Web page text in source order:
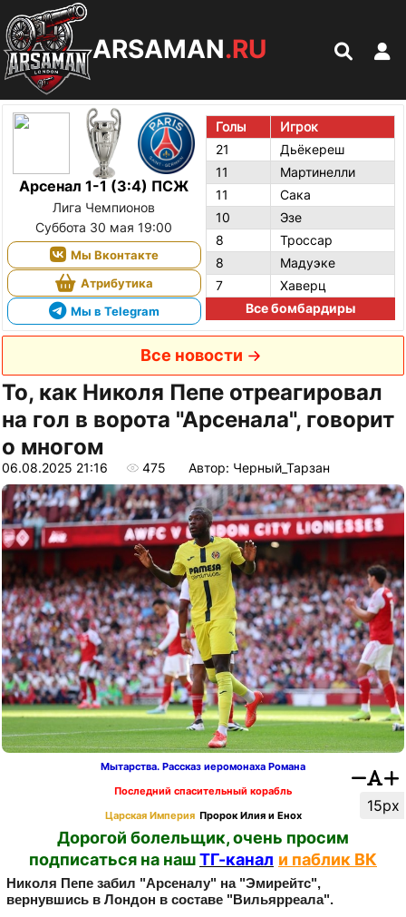
ARSAMAN.RU
Арсенал 1-1 (3:4) ПСЖ
Лига Чемпионов
Суббота 30 мая 19:00
Мы Вконтакте
Атрибутика
Мы в Telegram
Голы
Игрок
21
Дьёкереш
11
Мартинелли
11
Сака
10
Эзе
8
Троссар
8
Мадуэке
7
Хаверц
Все бомбардиры
Все новости
То, как Николя Пепе отреагировал
на гол в ворота "Арсенала", говорит
о многом
06.08.2025 21:16 475 Автор: Черный_Тарзан
15px
Мытарства. Рассказ иеромонаха Романа
Последний спасительный корабль
Царская Империя Пророк Илия и Енох
Дорогой болельщик, очень просим
подписаться на нашТГ-канал и паблик ВК
Николя Пепе забил "Арсеналу" на "Эмирейтс",
вернувшись в Лондон в составе "Вильярреала".